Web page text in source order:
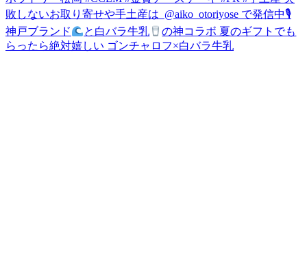
神戸ブランド と白バラ牛乳
の神コラボ 夏のギフトでも
らったら絶対嬉しい ゴンチャロフ×白バラ牛乳